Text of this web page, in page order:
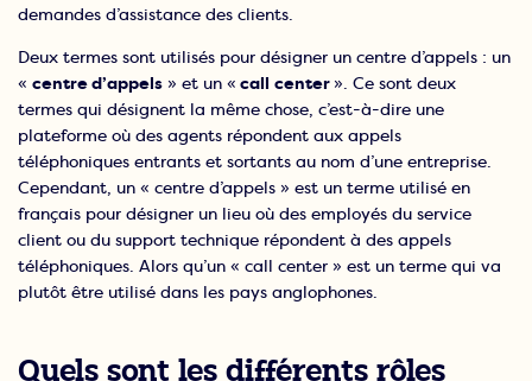
demandes d’assistance des clients.
Deux termes sont utilisés pour désigner un centre d’appels : un
« centre d’appels » et un « call center ». Ce sont deux
termes qui désignent la même chose, c’est-à-dire une
plateforme où des agents répondent aux appels
téléphoniques entrants et sortants au nom d’une entreprise.
Cependant, un « centre d’appels » est un terme utilisé en
français pour désigner un lieu où des employés du service
client ou du support technique répondent à des appels
téléphoniques. Alors qu’un « call center » est un terme qui va
plutôt être utilisé dans les pays anglophones.
Quels sont les différents rôles